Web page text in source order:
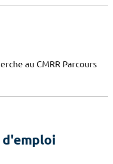
au CMRR Parcours